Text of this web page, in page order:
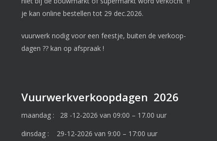
je kan online bestellen tot 29 dec.2026.
vuurwerk nodig voor een feestje, buiten de verkoop-
dagen ?? kan op afspraak !
Vuurwerkverkoopdagen 2026
maandag : 28 -12-2026 van 09:00 – 17.00 uur
dinsdag : 29-12-2026 van 9:00 – 17:00 uur